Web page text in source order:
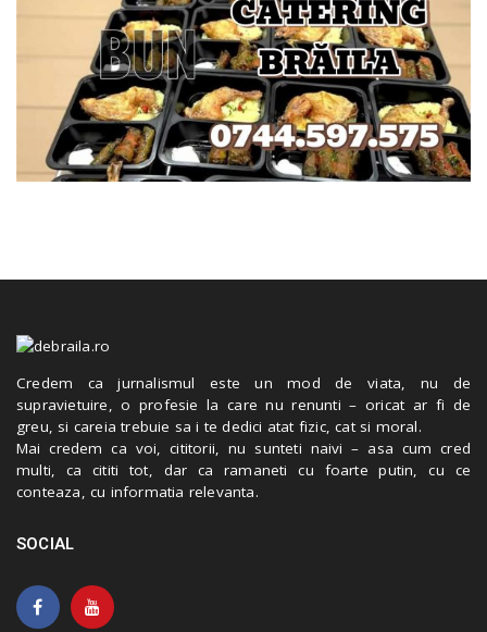
Credem ca jurnalismul este un mod de viata, nu de
supravietuire, o profesie la care nu renunti – oricat ar fi de
greu, si careia trebuie sa i te dedici atat fizic, cat si moral.
Mai credem ca voi, cititorii, nu sunteti naivi – asa cum cred
multi, ca cititi tot, dar ca ramaneti cu foarte putin, cu ce
conteaza, cu informatia relevanta.
SOCIAL